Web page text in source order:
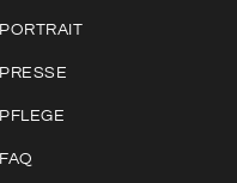
PORTRAIT
PRESSE
PFLEGE
FAQ